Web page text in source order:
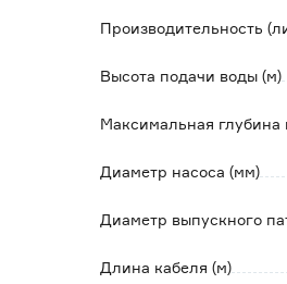
- компактные
Насос нельзя
Производительность
Высота подачи воды (м)
Максимальная глубина
Диаметр насоса (мм)
Диаметр выпускного
Длина кабеля (м)